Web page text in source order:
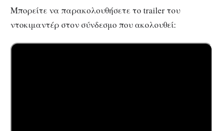
Μπορείτε να παρακολουθήσετε το trailer του
ντοκιμαντέρ στον σύνδεσμο που ακολουθεί: